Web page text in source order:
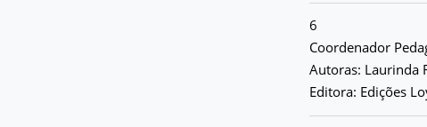
6
Coordenador
Autoras: Laurinda
Editora: Edições